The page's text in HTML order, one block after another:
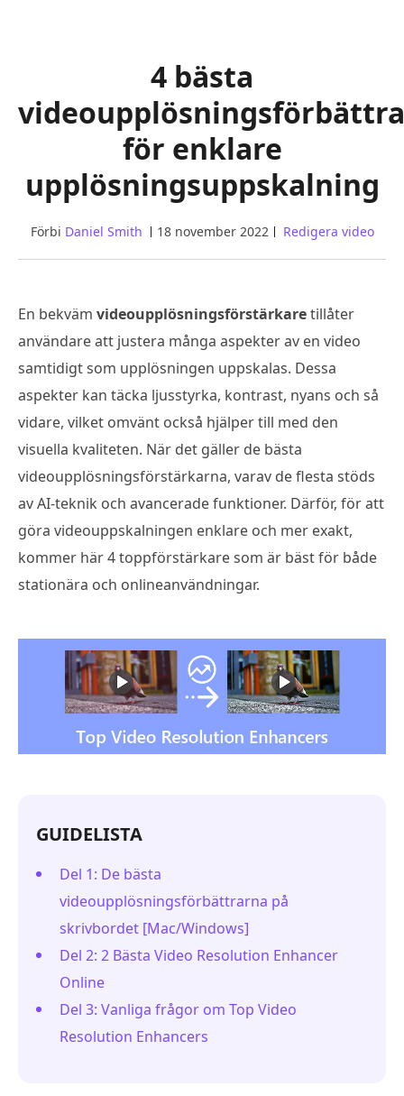
4 bästa
för enklare
upplösningsuppskalning
Förbi Daniel Smith 18 november 2022 Redigera video
En bekväm videoupplösningsförstärkaretillåter
användare att justera många aspekter av en video
samtidigt som upplösningen uppskalas. Dessa
aspekter kan täcka ljusstyrka, kontrast, nyans och så
vidare, vilket omvänt också hjälper till med den
visuella kvaliteten. När det gäller de bästa
videoupplösningsförstärkarna, varav de flesta stöds
av AI-teknik och avancerade funktioner. Därför, för att
göra videouppskalningen enklare och mer exakt,
kommer här 4 toppförstärkare som är bäst för både
stationära och onlineanvändningar.
GUIDELISTA
Del 1: De bästa
videoupplösningsförbättrarna på
skrivbordet [Mac/Windows]
Del 2: 2 Bästa Video Resolution Enhancer
Online
Del 3: Vanliga frågor om Top Video
Resolution Enhancers